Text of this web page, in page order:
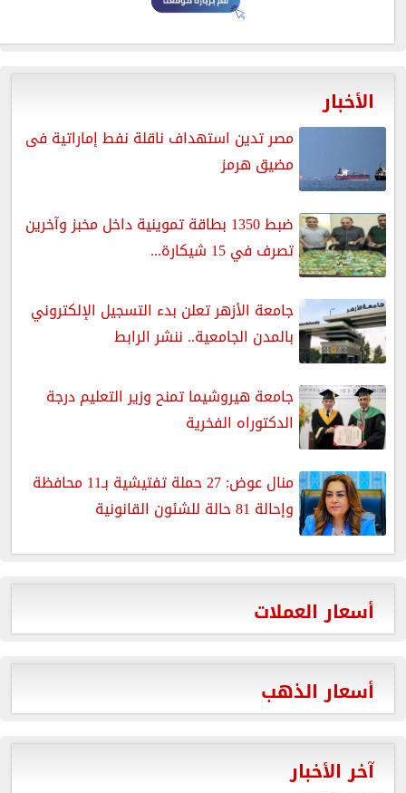
الأخبار
مصر تدين استهداف ناقلة نفط إماراتية فى
مضيق هرمز
ضبط 1350 بطاقة تموينية داخل مخبز وآخرين
تصرف في 15 شيكارة...
جامعة الأزهر تعلن بدء التسجيل الإلكتروني
بالمدن الجامعية.. ننشر الرابط
جامعة هيروشيما تمنح وزير التعليم درجة
الدكتوراه الفخرية
منال عوض: 27 حملة تفتيشية بـ11 محافظة
وإحالة 81 حالة للشئون القانونية
أسعار العملات
أسعار الذهب
آخر الأخبار